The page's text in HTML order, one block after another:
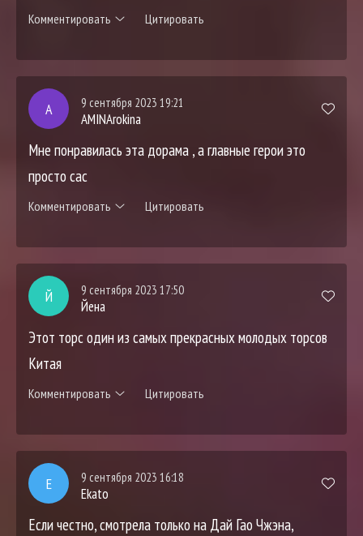
Комментировать Цитировать
A 9 сентября 2023 19:21
AMINArokina
Мне понравилась эта дорама , а главные герои это
просто сас
Комментировать Цитировать
Й 9 сентября 2023 17:50
Йена
Этот торс один из самых прекрасных молодых торсов
Китая
Комментировать Цитировать
E 9 сентября 2023 16:18
Ekato
Если честно, смотрела только на Дай Гао Чжэна,